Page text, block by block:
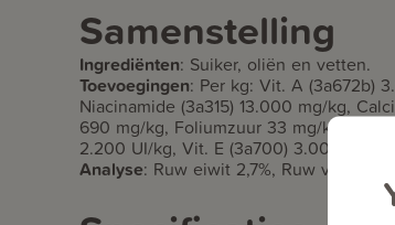
Samenstelling
Ingrediënten: Suiker, oliën en vetten.
Toevoegingen: Per kg: Vit. A (3a672b)
Niacinamide (3a315) 13.000 mg/kg,
690 mg/kg, Foliumzuur 33 mg/kg, Vit.
2.200 UI/kg, Vit. E (3a700) 3.000 UI/kg,
Analyse: Ruw eiwit 2,7%, Ruw vet